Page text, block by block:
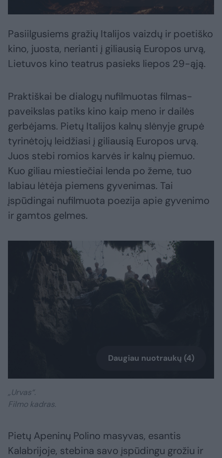
Pasiilgusiems gražių Italijos vaizdų ir poetiško
kino, juosta, nerianti į giliausią Europos urvą,
Lietuvos kino teatrus pasieks liepos 29-ąją.
Praktiškai be dialogų nufilmuotas filmas-
paveikslas patiks kino kaip meno ir dailės
gerbėjams. Pietų Italijos kalnų slėnyje grupė
tyrinėtojų leidžiasi į giliausią Europos urvą.
Juos stebi romios karvės ir kalnų piemuo.
Kuo giliau miestiečiai lenda po žeme, tuo
labiau lėtėja piemens gyvenimas. Tai
įspūdingai nufilmuota poezija apie gyvenimo
ir gamtos gelmes.
Daugiau nuotraukų (4)
„Urvas“.
Filmo kadras.
Pietų Apeninų Polino masyvas, esantis
Kalabrijoje, stebina savo įspūdingu grožiu ir